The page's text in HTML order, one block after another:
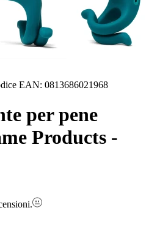
EAN: 0813686021968
per pene
Products -